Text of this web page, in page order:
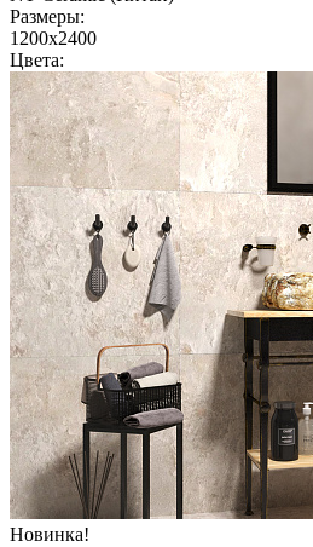
Размеры:
1200x2400
Цвета:
Новинка!